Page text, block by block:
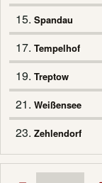
15. Spandau
17. Tempelhof
19. Treptow
21. Weißensee
23. Zehlendorf